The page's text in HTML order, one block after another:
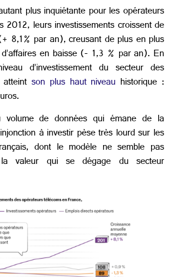
plus inquiétante pour les opérateurs
2012, leurs investissements croissent de
8,1% par an), creusant de plus en plus
en baisse (- 1,3 % par an). En
d’investissement du secteur des
son plus haut niveau historique :
volume de données qui émane de la
à investir pèse très lourd sur les
dont le modèle ne semble pas
valeur qui se dégage du secteur